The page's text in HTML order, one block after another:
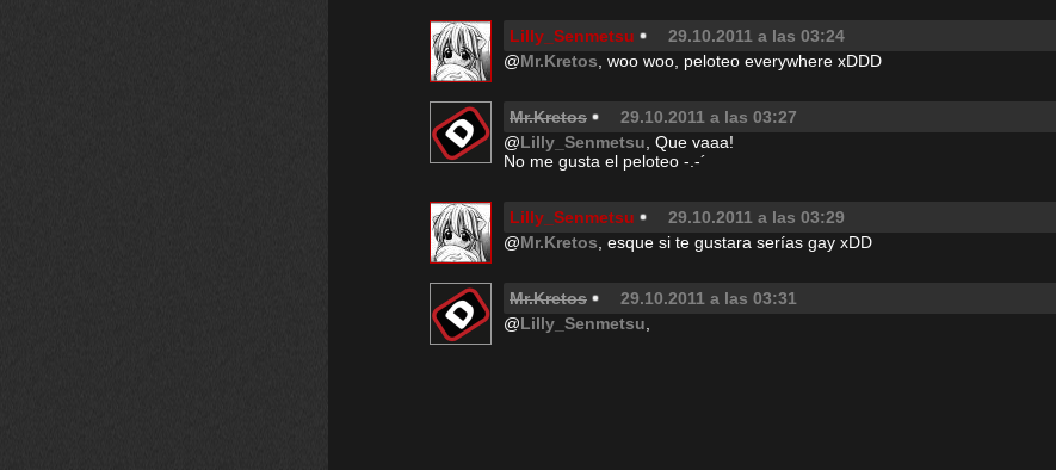
Lilly_Senmetsu 29.10.2011 a las 03:24
@Mr.Kretos , woo woo, peloteo everywhere xDDD
Mr.Kretos 29.10.2011 a las 03:27
@Lilly_Senmetsu , Que vaaa!
No me gusta el peloteo -.-´
Lilly_Senmetsu 29.10.2011 a las 03:29
@Mr.Kretos , esque si te gustara serías gay xDD
Mr.Kretos 29.10.2011 a las 03:31
@Lilly_Senmetsu